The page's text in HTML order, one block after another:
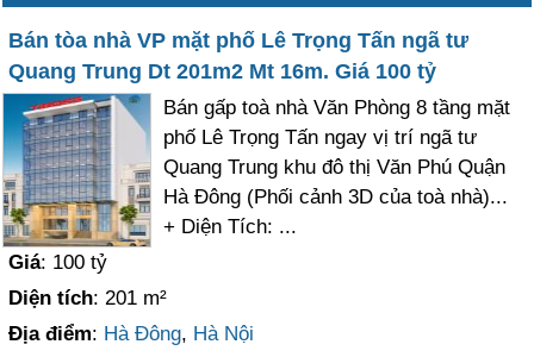
Bán tòa nhà VP mặt phố Lê Trọng Tấn ngã tư
Quang Trung Dt 201m2 Mt 16m. Giá 100 tỷ
Bán gấp toà nhà Văn Phòng 8 tầng mặt
phố Lê Trọng Tấn ngay vị trí ngã tư
Quang Trung khu đô thị Văn Phú Quận
Hà Đông (Phối cảnh 3D của toà nhà)...
+ Diện Tích: ...
Giá: 100 tỷ
Diện tích: 201 m²
Địa điểm: Hà Đông, Hà Nội